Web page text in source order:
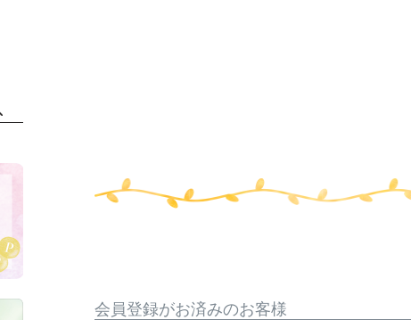
会員登録がお済みのお客様